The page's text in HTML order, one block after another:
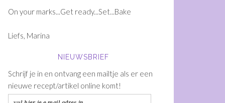
On your marks...Get ready...Set...Bake
Liefs, Marina
NIEUWSBRIEF
Schrijf je in en ontvang een mailtje als er een
nieuwe recept/artikel online komt!
vul